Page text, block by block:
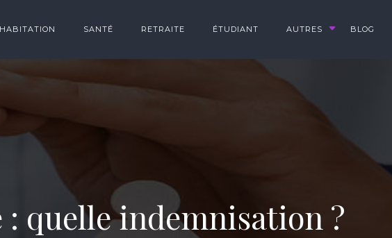
HABITATION SANTÉ RETRAITE ÉTUDIANT AUTRES BLOG
quelle indemnisation ?